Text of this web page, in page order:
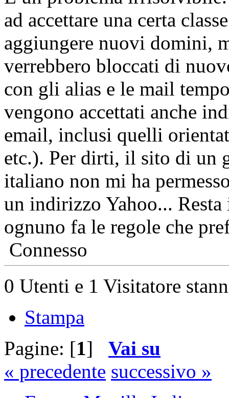
ad accettare una certa
aggiungere nuovi domini,
verrebbero bloccati di
con gli alias e le mail
vengono accettati anche
email, inclusi quelli
etc.). Per dirti, il sito di un
italiano non mi ha
un indirizzo Yahoo...
ognuno fa le regole che
Connesso
0 Utenti e 1 Visitatore
Stampa
Pagine: [1] Vai su
« precedente successivo »